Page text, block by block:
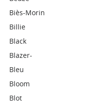
Biès-Morin
Billie
Black
Blazer-
Bleu
Bloom
Blot